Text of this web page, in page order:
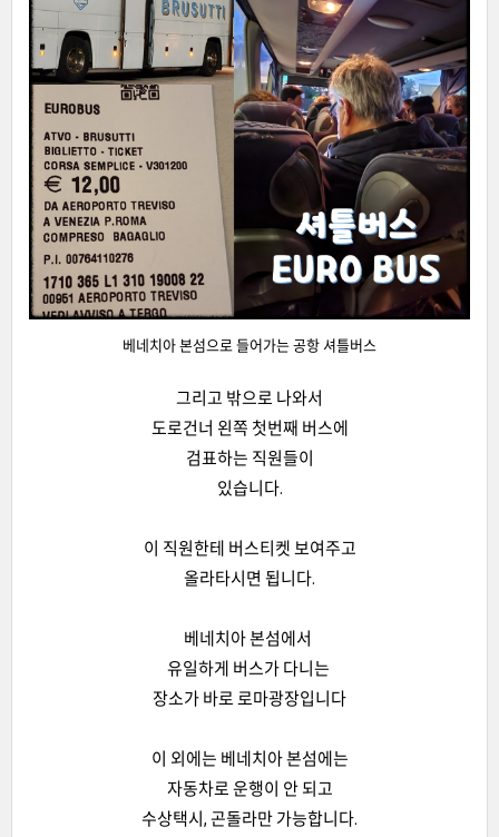
베네치아 본섬으로 들어가는 공항 셔틀버스
그리고 밖으로 나와서
도로건너 왼쪽 첫번째 버스에
검표하는 직원들이
있습니다.
이 직원한테 버스티켓 보여주고
올라타시면 됩니다.
베네치아 본섬에서
유일하게 버스가 다니는
장소가 바로 로마광장입니다
이 외에는 베네치아 본섬에는
자동차로 운행이 안 되고
수상택시, 곤돌라만 가능합니다.